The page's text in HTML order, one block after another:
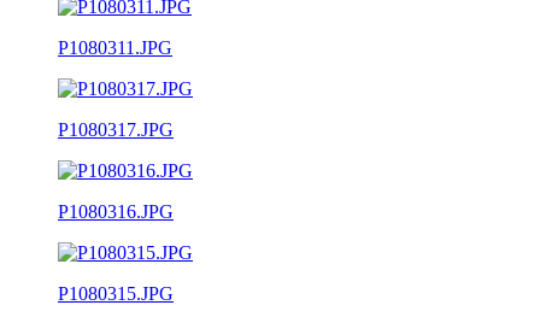
P1080311.JPG
P1080317.JPG
P1080316.JPG
P1080315.JPG